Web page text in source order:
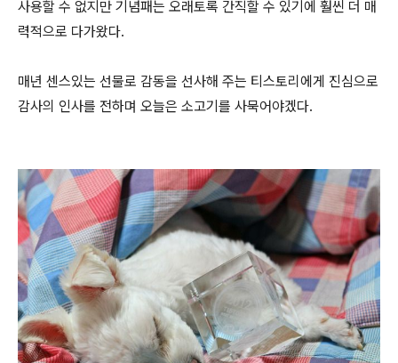
사용할 수 없지만 기념패는 오래토록 간직할 수 있기에 훨씬 더 매
력적으로 다가왔다.
매년 센스있는 선물로 감동을 선사해 주는 티스토리에게 진심으로
감사의 인사를 전하며 오늘은 소고기를 사묵어야겠다.